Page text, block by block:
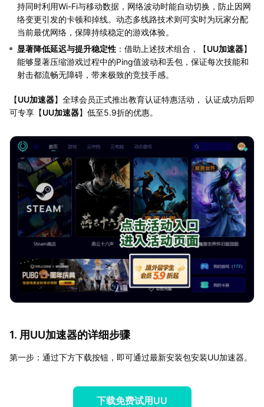
持同时利用Wi-Fi与移动数据，网络波动时能自动切换，防止因网
络变更引发的卡顿和掉线。动态多线路技术则可实时为玩家分配
当前最优网络，保障持续稳定的游戏体验。
显著降低延迟与提升稳定性 ：借助上述技术组合，【UU加速器】
能够显著压缩游戏过程中的Ping值波动和丢包，保证每次技能和
射击都流畅无障碍，带来极致的竞技手感。
【UU加速器】全球会员正式推出教育认证特惠活动， 认证成功后即
可专享【UU加速器】低至5.9折的优惠。
1. 用UU加速器的详细步骤
第一步：通过下方下载按钮，即可通过最新安装包安装UU加速器。
下载免费试用UU